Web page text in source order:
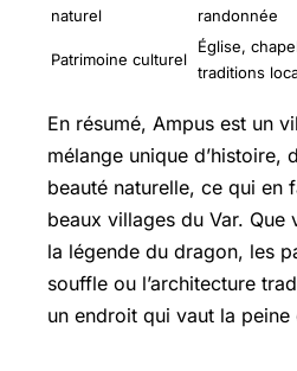
naturel
randonnée
Patrimoine culturel
Église,
traditions
En résumé, Ampus est un
mélange unique d’histoire,
beauté naturelle, ce qui en
beaux villages du Var.
la légende du dragon, les
souffle ou l’architecture
un endroit qui vaut la peine